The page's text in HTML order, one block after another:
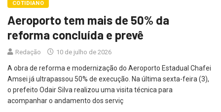
Aeroporto tem mais de 50% da
reforma concluída e prevê
Redação 10 de julho de 2026
A obra de reforma e modernização do Aeroporto Estadual Chafei
Amsei já ultrapassou 50% de execução. Na última sexta-feira (3),
o prefeito Odair Silva realizou uma visita técnica para
acompanhar o andamento dos serviç
LER MAIS